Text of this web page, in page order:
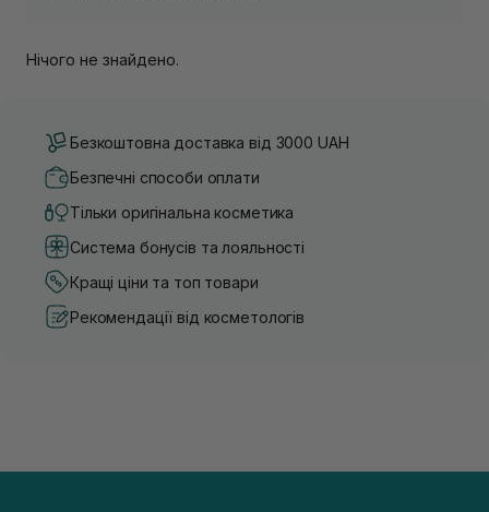
Нічого не знайдено.
Безкоштовна доставка від 3000 UAH
Безпечні способи оплати
Тільки оригінальна косметика
Система бонусів та лояльності
Кращі ціни та топ товари
Рекомендації від косметологів